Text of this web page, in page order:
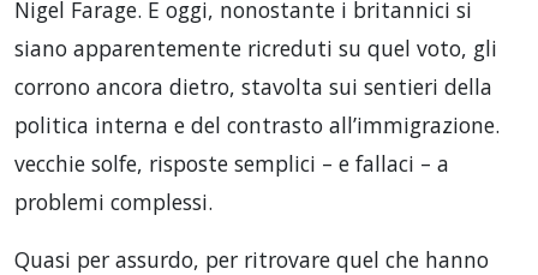
Nigel Farage. E oggi, nonostante i britannici si
siano apparentemente ricreduti su quel voto, gli
corrono ancora dietro, stavolta sui sentieri della
politica interna e del contrasto all’immigrazione.
vecchie solfe, risposte semplici – e fallaci – a
problemi complessi.
Quasi per assurdo, per ritrovare quel che hanno